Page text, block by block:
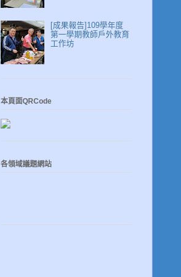
[成果報告]109學年度
第一學期教師戶外教育
工作坊
本頁面QRCode
各領域議題網站